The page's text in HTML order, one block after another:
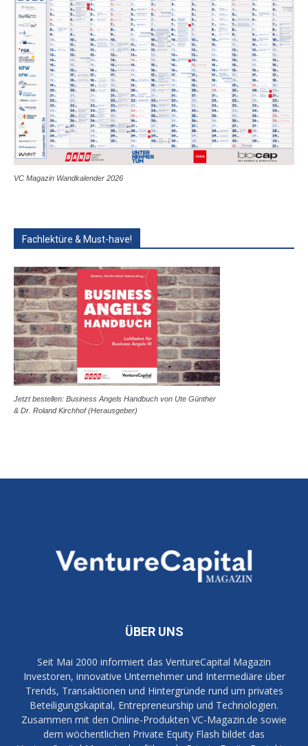
VC Magazin Wandkalender 2026
Fachlektüre & Must-have!
Jetzt bestellen: Business Angels Handbuch von Ute Günther
& Dr. Roland Kirchhof (Herausgeber)
ÜBER UNS
Seit Mai 2000 informiert das VentureCapital Magazin
Investoren, innovative Unternehmer und Intermediäre über
Trends, Transaktionen und Hintergründe rund um privates
Beteiligungskapital, Entrepreneurship und Technologien.
Zusammen mit den Online-Produkten VC-Magazin.de sowie
dem wöchentlichen Private Equity Flash bildet das